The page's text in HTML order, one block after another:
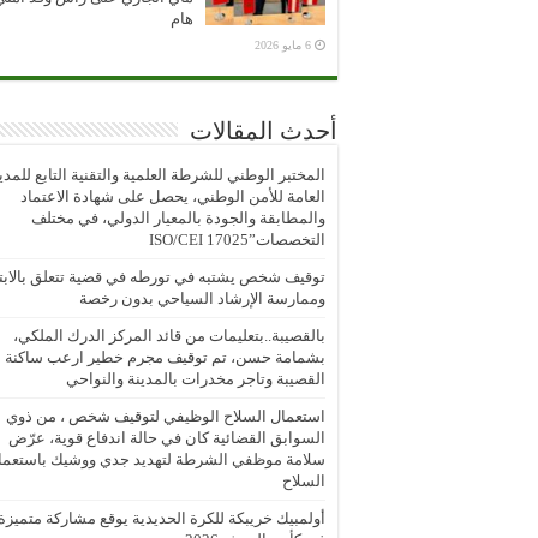
هام
6 مايو 2026
أحدث المقالات
المختبر الوطني للشرطة العلمية والتقنية التابع
العامة للأمن الوطني، يحصل على شهادة الاعتماد
والمطابقة والجودة بالمعيار الدولي، في مختلف
التخصصات”ISO/CEI 17025
توقيف شخص يشتبه في تورطه في قضية تتعلق
وممارسة الإرشاد السياحي بدون رخصة
بالقصيبة..بتعليمات من قائد المركز الدرك الملكي،
بشمامة حسن، تم توقيف مجرم خطير ارعب ساكنة
القصيبة وتاجر مخدرات بالمدينة والنواحي
استعمال السلاح الوظيفي لتوقيف شخص ، من ذوي
السوابق القضائية كان في حالة اندفاع قوية، عرّض
سلامة موظفي الشرطة لتهديد جدي ووشيك
السلاح
أولمبيك خريبكة للكرة الحديدية يوقع مشاركة متميزة